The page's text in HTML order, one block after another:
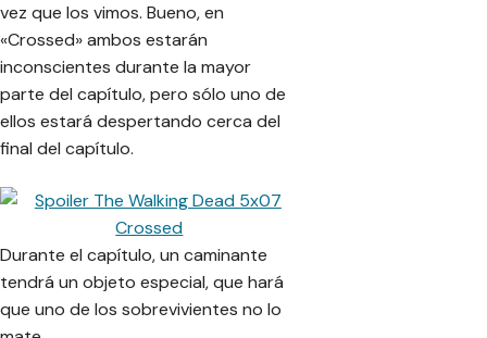
vez que los vimos. Bueno, en
«Crossed» ambos estarán
inconscientes durante la mayor
parte del capítulo, pero sólo uno de
ellos estará despertando cerca del
final del capítulo.
Durante el capítulo, un caminante
tendrá un objeto especial, que hará
que uno de los sobrevivientes no lo